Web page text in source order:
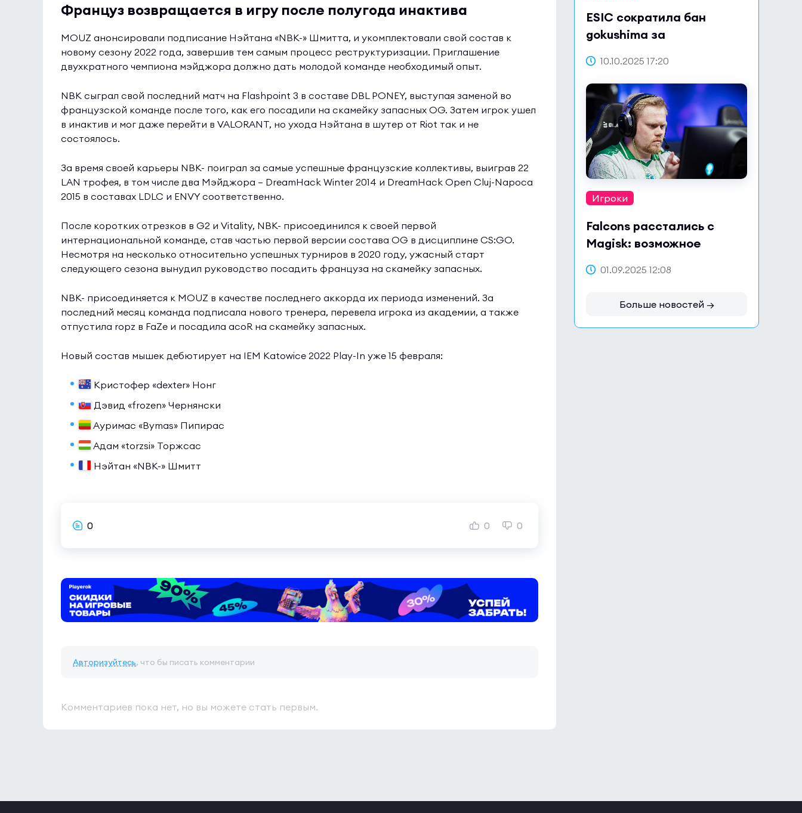
Француз возвращается в игру после полугода инактива
MOUZ анонсировали подписание Нэйтана «NBK-» Шмитта, и укомплектовали свой состав к
новому сезону 2022 года, завершив тем самым процесс реструктуризации. Приглашение
двухкратного чемпиона мэйджора должно дать молодой команде необходимый опыт.
NBK сыграл свой последний матч на Flashpoint 3 в составе DBL PONEY, выступая заменой во
французской команде после того, как его посадили на скамейку запасных OG. Затем игрок ушел
в инактив и мог даже перейти в VALORANT, но ухода Нэйтана в шутер от Riot так и не
состоялось.
За время своей карьеры NBK- поиграл за самые успешные французские коллективы, выиграв 22
LAN трофея, в том числе два Мэйджора — DreamHack Winter 2014 и DreamHack Open Cluj-Napoca
2015 в составах LDLC и ENVY соответственно.
После коротких отрезков в G2 и Vitality, NBK- присоединился к своей первой
интернациональной команде, став частью первой версии состава OG в дисциплине CS:GO.
Несмотря на несколько относительно успешных турниров в 2020 году, ужасный старт
следующего сезона вынудил руководство посадить француза на скамейку запасных.
NBK- присоединяется к MOUZ в качестве последнего аккорда их периода изменений. За
последний месяц команда подписала нового тренера, перевела игрока из академии, а также
отпустила ropz в FaZe и посадила acoR на скамейку запасных.
Новый состав мышек дебютирует на IEM Katowice 2022 Play-In уже 15 февраля:
Кристофер «dexter» Нонг
Дэвид «frozen» Чернянски
Ауримас «Bymas» Пипирас
Адам «torzsi» Торжсас
Нэйтан «NBK-» Шмитт
0 0 0
Авторизуйтесь, что бы писать комментарии
Комментариев пока нет, но вы можете стать первым.
ESIC сократила бан
gokushima за
договорных матчах
10.10.2025 17:20
Игроки
Falcons расстались с
Magisk: возможное
01.09.2025 12:08
Больше новостей →